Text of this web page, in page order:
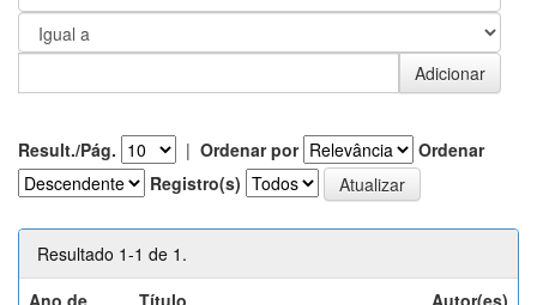
Result./Pág. | Ordenar por
Ordenar
Registro(s)
Resultado 1-1 de 1.
Ano de
Título Autor(es)